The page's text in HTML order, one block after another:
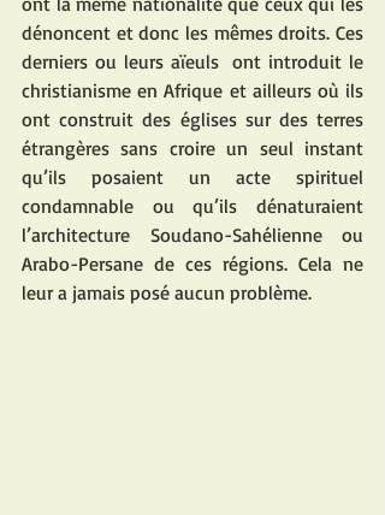
dénoncent et donc les mêmes droits. Ces
derniers ou leurs aïeuls  ont introduit le
christianisme en Afrique et ailleurs où ils
ont construit des églises sur des terres
étrangères sans croire un seul instant
qu’ils posaient un acte spirituel
condamnable ou qu’ils dénaturaient
l’architecture Soudano-Sahélienne ou
Arabo-Persane de ces régions. Cela ne
leur a jamais posé aucun problème.